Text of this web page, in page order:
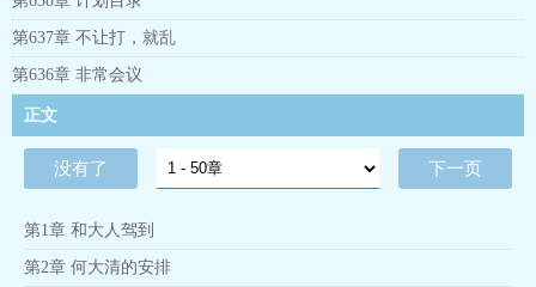
第637章 不让打，就乱
第636章 非常会议
正文
没有了 下一页
第1章 和大人驾到
第2章 何大清的安排